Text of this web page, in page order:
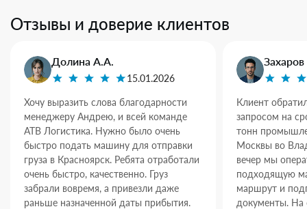
Отзывы и доверие клиентов
Долина А.А.
15.01.2026
Хочу выразить слова благодарности
менеджеру Андрею, и всей команде
АТВ Логистика. Нужно было очень
быстро подать машину для отправки
груза в Красноярск. Ребята отработали
очень быстро, качественно. Груз
забрали вовремя, а привезли даже
раньше назначенной даты прибытия.
Клиент
запросом на
тонн
Москвы во
вечер мы
подходящую
маршрут и
документы. На